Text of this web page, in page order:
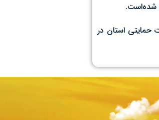
شده‌است.
که شرکت خدمات حمایتی استان در